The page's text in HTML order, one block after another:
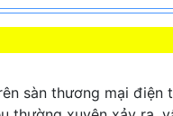
sàn thương mại điện